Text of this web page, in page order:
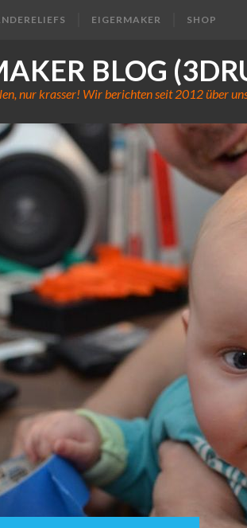
EIGERMAKER SHOP
BLOG
nur krasser! Wir berichten seit 2012 über